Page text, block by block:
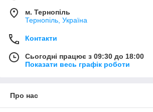
м. Тернопіль
Тернопіль, Україна
Контакти
Сьогодні працює з 09:30 до 18:00
Показати весь графік роботи
Про нас